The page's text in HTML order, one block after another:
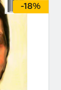
-18%